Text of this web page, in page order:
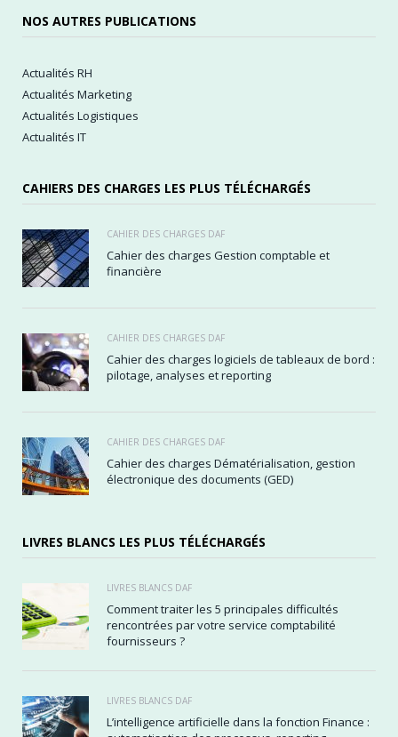
NOS AUTRES PUBLICATIONS
Actualités RH
Actualités Marketing
Actualités Logistiques
Actualités IT
CAHIERS DES CHARGES LES PLUS TÉLÉCHARGÉS
CAHIER DES CHARGES DAF
Cahier des charges Gestion comptable et
financière
CAHIER DES CHARGES DAF
Cahier des charges logiciels de tableaux de bord :
pilotage, analyses et reporting
CAHIER DES CHARGES DAF
Cahier des charges Dématérialisation, gestion
électronique des documents (GED)
LIVRES BLANCS LES PLUS TÉLÉCHARGÉS
LIVRES BLANCS DAF
Comment traiter les 5 principales difficultés
rencontrées par votre service comptabilité
fournisseurs ?
LIVRES BLANCS DAF
L’intelligence artificielle dans la fonction Finance :